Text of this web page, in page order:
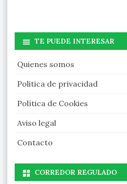
TE PUEDE INTERESAR
Quienes somos
Politica de privacidad
Política de Cookies
Aviso legal
Contacto
CORREDOR REGULADO